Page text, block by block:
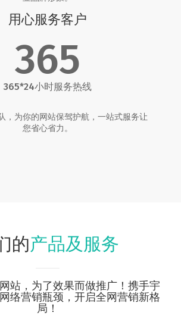
用心服务客户
365
365*24小时服务热线
，为你的网站保驾护航，一站式服务让
您省心省力。
的产品及服务
站，为了效果而做推广！携手宇
络营销瓶颈，开启全网营销新格
局！